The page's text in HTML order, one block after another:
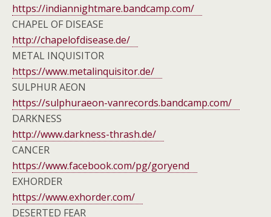
https://indiannightmare.bandcamp.com/
CHAPEL OF DISEASE
http://chapelofdisease.de/
METAL INQUISITOR
https://www.metalinquisitor.de/
SULPHUR AEON
https://sulphuraeon-vanrecords.bandcamp.com/
DARKNESS
http://www.darkness-thrash.de/
CANCER
https://www.facebook.com/pg/goryend
EXHORDER
https://www.exhorder.com/
DESERTED FEAR